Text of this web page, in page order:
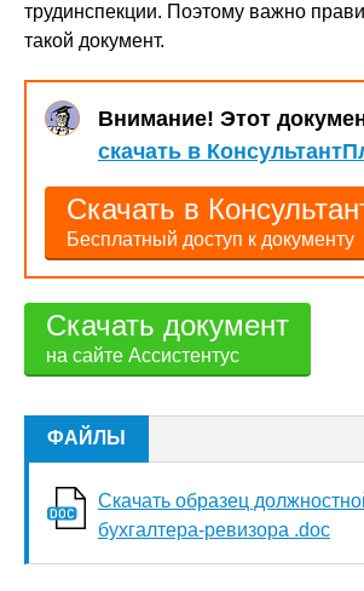
трудинспекции. Поэтому важно
такой документ.
Внимание! Этот
скачать в
Скачать в
Бесплатный доступ к документу
Скачать документ
на сайте Ассистентус
ФАЙЛЫ
Скачать образец
бухгалтера-ревизора .doc